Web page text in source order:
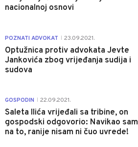
nacionalnoj osnovi
POZNATI ADVOKAT 23.09.2021.
Optužnica protiv advokata Jevte
Jankovića zbog vrijeđanja sudija i
sudova
GOSPODIN 22.09.2021.
Saleta Ilića vrijeđali sa tribine, on
gospodski odgovorio: Navikao sam
na to, ranije nisam ni čuo uvrede!